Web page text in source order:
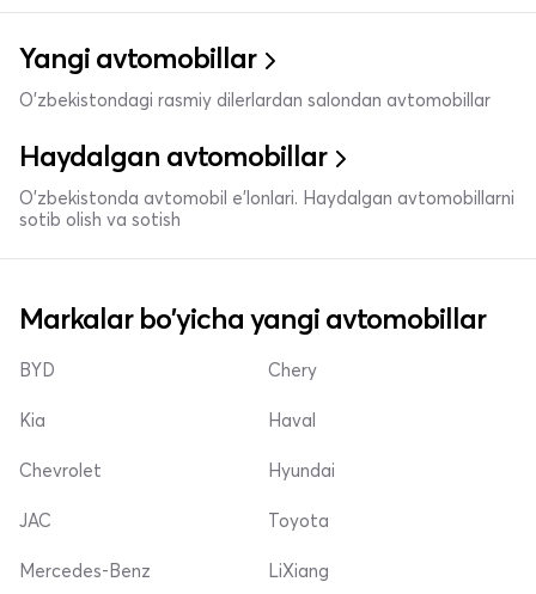
Yangi avtomobillar
O'zbekistondagi rasmiy dilerlardan salondan avtomobillar
Haydalgan avtomobillar
O'zbekistonda avtomobil e’lonlari. Haydalgan avtomobillarni
sotib olish va sotish
Markalar bo'yicha yangi avtomobillar
BYD
Kia
Chevrolet
Chery
Haval
Hyundai
JAC
Mercedes-Benz
Toyota
LiXiang